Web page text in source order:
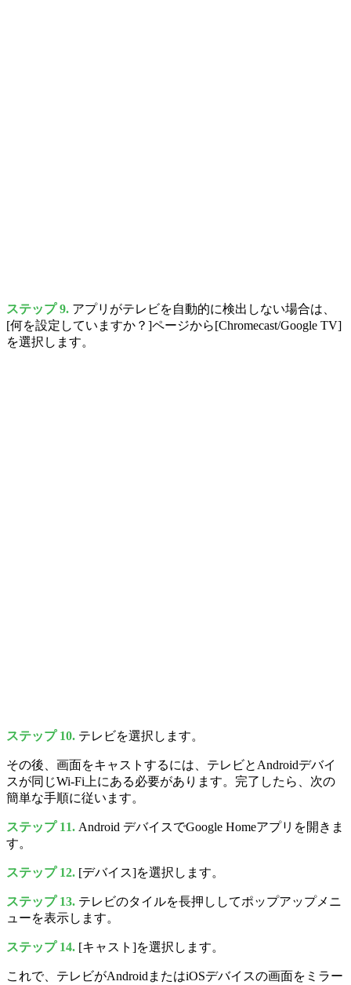
ステップ 9. アプリがテレビを自動的に検出しない場合は、
[何を設定していますか？]ページから[Chromecast/Google TV]
を選択します。
ステップ 10. テレビを選択します。
その後、画面をキャストするには、テレビとAndroidデバイ
スが同じWi-Fi上にある必要があります。完了したら、次の
簡単な手順に従います。
ステップ 11. Android デバイスでGoogle Homeアプリを開きま
す。
ステップ 12. [デバイス]を選択します。
ステップ 13. テレビのタイルを長押ししてポップアップメニ
ューを表示します。
ステップ 14. [キャスト]を選択します。
これで、テレビがAndroidまたはiOSデバイスの画面をミラー